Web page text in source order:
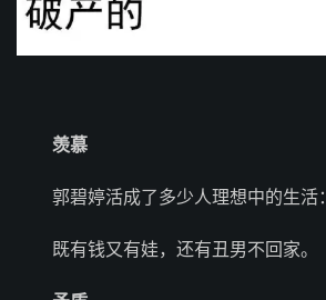
羡慕
郭碧婷活成了多少人理想中的生活：
既有钱又有娃，还有丑男不回家。